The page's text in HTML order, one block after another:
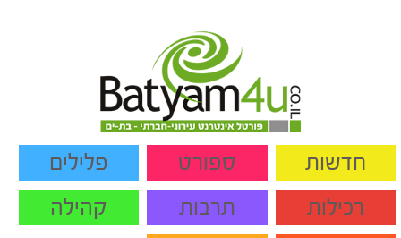
חדשות ספורט
פלילים
רכילות
תרבות
קהילה